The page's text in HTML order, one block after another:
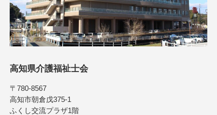
高知県介護福祉士会
〒780-8567
高知市朝倉戊375-1
ふくし交流プラザ1階